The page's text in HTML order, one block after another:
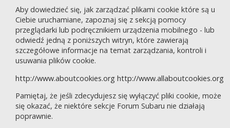
Aby dowiedzieć się, jak zarządzać plikami cookie które są u
Ciebie uruchamiane, zapoznaj się z sekcją pomocy
przeglądarki lub podręcznikiem urządzenia mobilnego - lub
odwiedź jedną z poniższych witryn, które zawierają
szczegółowe informacje na temat zarządzania, kontroli i
usuwania plików cookie.
http://www.aboutcookies.org http://www.allaboutcookies.org
Pamiętaj, że jeśli zdecydujesz się wyłączyć pliki cookie, może
się okazać, że niektóre sekcje Forum Subaru nie działają
poprawnie.